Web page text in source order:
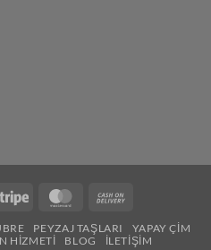
PEYZAJ TAŞLARI
YAPAY ÇIM
HIZMETI BLOG İLETIŞIM